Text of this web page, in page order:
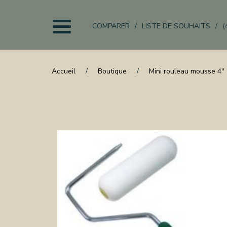
COMPARER LISTE DE SOUHAITS
Accueil Boutique Mini rouleau mousse 4"